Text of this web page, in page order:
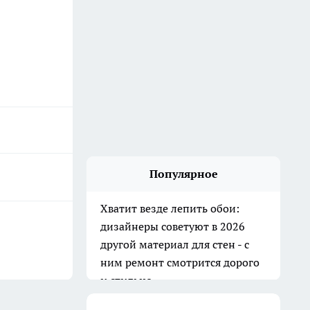
Популярное
Хватит везде лепить обои:
дизайнеры советуют в 2026
другой материал для стен - с
ним ремонт смотрится дорого
и стильно